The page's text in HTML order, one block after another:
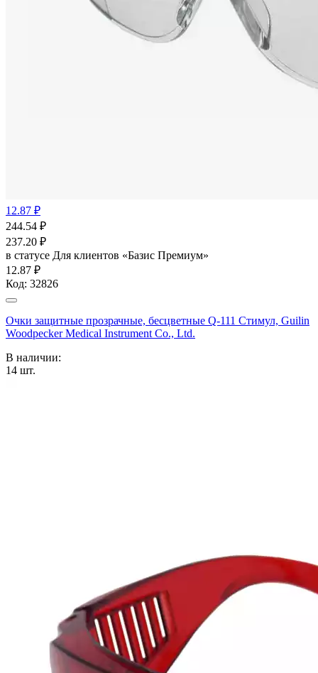
12.87 ₽
244.54 ₽
237.20 ₽
в статусе Для клиентов «Базис Премиум»
12.87 ₽
Код: 32826
Очки защитные прозрачные, бесцветные Q-111 Стимул, Guilin
Woodpecker Medical Instrument Co., Ltd.
В наличии:
14 шт.